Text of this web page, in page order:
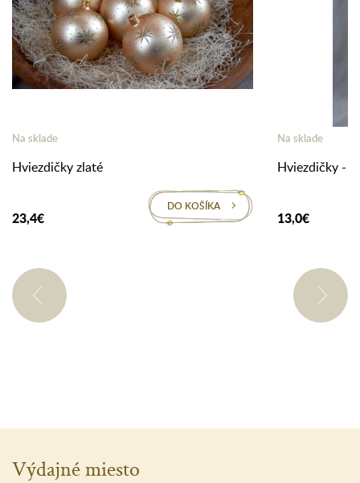
Na sklade
Hviezdičky zlaté
23,4€
DO KOŠÍKA
Na sklade
Hviezdičky -
13,0€
Výdajné miesto